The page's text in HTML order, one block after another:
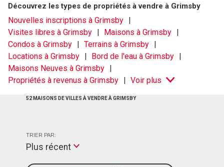
d'inscriptions
Découvrez les types de propriétés à vendre à Grimsby
Nouvelles inscriptions à Grimsby
Visites libres à Grimsby
Maisons à Grimsby
Condos à Grimsby
Terrains à Grimsby
Locations à Grimsby
Bord de l'eau à Grimsby
Maisons Neuves à Grimsby
Propriétés à revenus à Grimsby
Voir plus
52 MAISONS DE VILLES À VENDRE À GRIMSBY
TRIER PAR:
Plus récent